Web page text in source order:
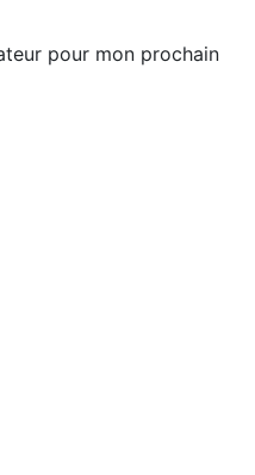
pour mon prochain